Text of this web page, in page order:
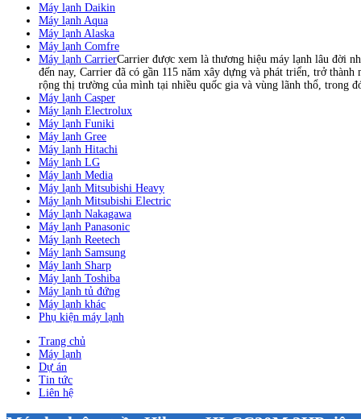
Máy lạnh Daikin
Máy lạnh Aqua
Máy lạnh Alaska
Máy lạnh Comfre
Máy lạnh CarrierCarrier được xem là thương hiệu máy lạnh lâu đời
đến nay, Carrier đã có gần 115 năm xây dựng và phát triển, trở
rộng thị trường của mình tại nhiều quốc gia và vùng lãnh thổ, trong
Máy lạnh Casper
Máy lạnh Electrolux
Máy lạnh Funiki
Máy lạnh Gree
Máy lạnh Hitachi
Máy lạnh LG
Máy lạnh Media
Máy lạnh Mitsubishi Heavy
Máy lạnh Mitsubishi Electric
Máy lạnh Nakagawa
Máy lạnh Panasonic
Máy lạnh Reetech
Máy lạnh Samsung
Máy lạnh Sharp
Máy lạnh Toshiba
Máy lạnh tủ đứng
Máy lạnh khác
Phụ kiện máy lạnh
Trang chủ
Máy lạnh
Dự án
Tin tức
Liên hệ